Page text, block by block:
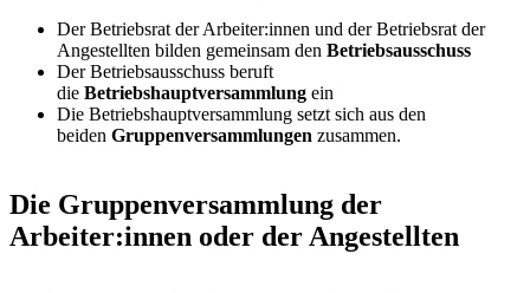
Der Betriebsrat der Arbeiter:innen und der Betriebsrat der
Angestellten bilden gemeinsam den Betriebsausschuss
Der Betriebsausschuss beruft
die Betriebshauptversammlung ein
Die Betriebshauptversammlung setzt sich aus den
beiden Gruppenversammlungen zusammen.
Die Gruppenversammlung der
Arbeiter:innen oder der Angestellten